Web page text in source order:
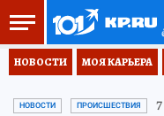
НОВОСТИ МОЯ КАРЬЕРА
НОВОСТИ ПРОИСШЕСТВИЯ